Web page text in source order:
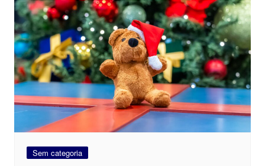
Sem categoria